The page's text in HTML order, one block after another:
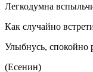
Легкодумна
Как случайно
Улыбнусь, спокойно
(Есенин)